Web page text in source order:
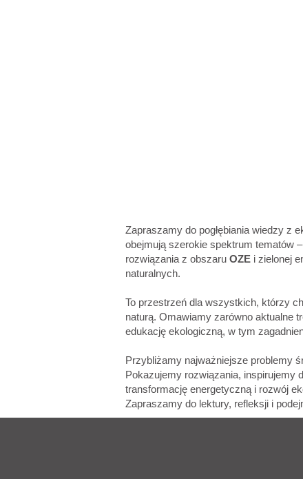
Zapraszamy do pogłębiania wiedzy z
obejmują szerokie spektrum tematów
rozwiązania z obszaru OZE i zielonej
naturalnych.
To przestrzeń dla wszystkich, którzy
naturą. Omawiamy zarówno aktualne
edukację ekologiczną, w tym
Przybliżamy najważniejsze problemy
Pokazujemy rozwiązania, inspirujemy
transformację energetyczną i rozwój
Zapraszamy do lektury, refleksji i